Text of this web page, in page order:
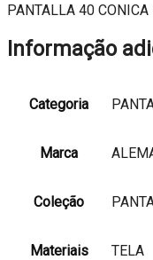
PANTALLA 40
Informação
Categoria
Marca
Coleção
Materiais TELA